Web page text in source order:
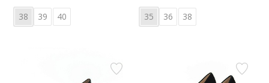
38 39 40 35 36 38